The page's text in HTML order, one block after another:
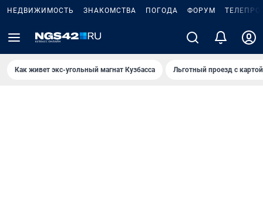
НЕДВИЖИМОСТЬ ЗНАКОМСТВА ПОГОДА ФОРУМ
Как живет экс-угольный магнат Кузбасса Льготный проезд с